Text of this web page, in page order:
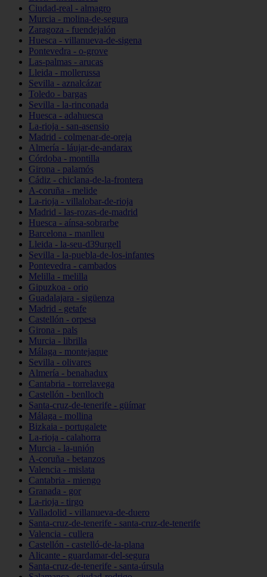
Ciudad-real - almagro
Murcia - molina-de-segura
Zaragoza - fuendejalón
Huesca - villanueva-de-sigena
Pontevedra - o-grove
Las-palmas - arucas
Lleida - mollerussa
Sevilla - aznalcázar
Toledo - bargas
Sevilla - la-rinconada
Huesca - adahuesca
La-rioja - san-asensio
Madrid - colmenar-de-oreja
Almería - láujar-de-andarax
Córdoba - montilla
Girona - palamós
Cádiz - chiclana-de-la-frontera
A-coruña - melide
La-rioja - villalobar-de-rioja
Madrid - las-rozas-de-madrid
Huesca - aínsa-sobrarbe
Barcelona - manlleu
Lleida - la-seu-d39urgell
Sevilla - la-puebla-de-los-infantes
Pontevedra - cambados
Melilla - melilla
Gipuzkoa - orio
Guadalajara - sigüenza
Madrid - getafe
Castellón - orpesa
Girona - pals
Murcia - librilla
Málaga - montejaque
Sevilla - olivares
Almería - benahadux
Cantabria - torrelavega
Castellón - benlloch
Santa-cruz-de-tenerife - güímar
Málaga - mollina
Bizkaia - portugalete
La-rioja - calahorra
Murcia - la-unión
A-coruña - betanzos
Valencia - mislata
Cantabria - miengo
Granada - gor
La-rioja - tirgo
Valladolid - villanueva-de-duero
Santa-cruz-de-tenerife - santa-cruz-de-tenerife
Valencia - cullera
Castellón - castelló-de-la-plana
Alicante - guardamar-del-segura
Santa-cruz-de-tenerife - santa-úrsula